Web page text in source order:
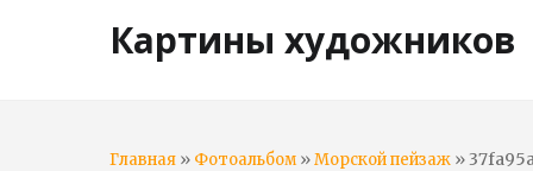
Картины художников
Главная » Фотоальбом»Морской пейзаж »